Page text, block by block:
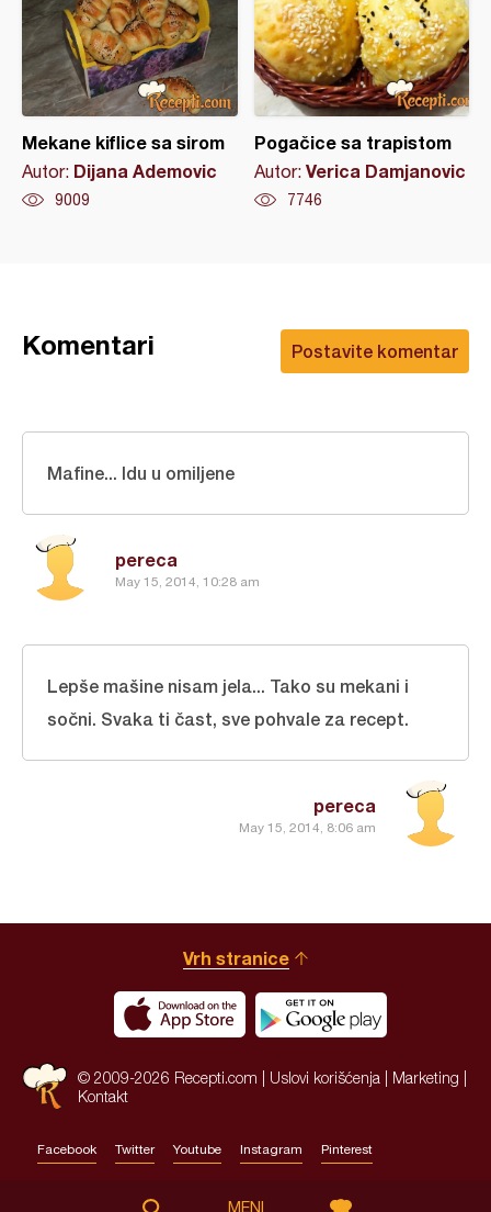
Mekane kiflice sa sirom
Autor: Dijana Ademovic
9009
Pogačice sa trapistom
Autor: Verica Damjanovic
7746
Postavite komentar
Komentari
pereca
May 15, 2014, 10:28 am
Mafine... Idu u omiljene
pereca
May 15, 2014, 8:06 am
Lepše mašine nisam jela... Tako su mekani i
sočni. Svaka ti čast, sve pohvale za recept.
Vrh stranice
© 2009-2026 Recepti.com | Uslovi korišćenja Marketing
Kontakt
Facebook Twitter Youtube Instagram Pinterest